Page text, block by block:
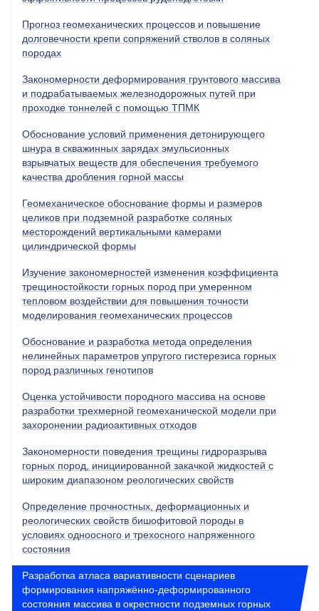
Прогноз геомеханических процессов и повышение
долговечности крепи сопряжений стволов в соляных
породах
Закономерности деформирования грунтового массива
и подрабатываемых железнодорожных путей при
проходке тоннелей с помощью ТПМК
Обоснование условий применения детонирующего
шнура в скважинных зарядах эмульсионных
взрывчатых веществ для обеспечения требуемого
качества дробления горной массы
Геомеханическое обоснование формы и размеров
целиков при подземной разработке соляных
месторождений вертикальными камерами
цилиндрической формы
Изучение закономерностей изменения коэффициента
трещиностойкости горных пород при умеренном
тепловом воздействии для повышения точности
моделирования геомеханических процессов
Обоснование и разработка метода определения
нелинейных параметров упругого гистерезиса горных
пород различных генотипов
Оценка устойчивости породного массива на основе
разработки трехмерной геомеханической модели при
захоронении радиоактивных отходов
Закономерности поведения трещины гидроразрыва
горных пород, инициированной закачкой жидкостей с
широким диапазоном реологических свойств
Определение прочностных, деформационных и
реологических свойств бишофитовой породы в
условиях одноосного и трехосного напряженного
состояния
Разработка атласа вариативности сценариев
формирования напряжённо-деформированного
состояния массива в окрестности подземных горных